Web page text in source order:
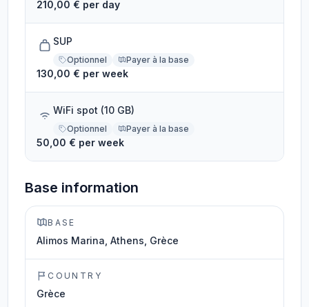
210,00 € per day
SUP
Optionnel Payer à la base
130,00 € per week
WiFi spot (10 GB)
Optionnel Payer à la base
50,00 € per week
Base information
BASE
Alimos Marina, Athens, Grèce
COUNTRY
Grèce